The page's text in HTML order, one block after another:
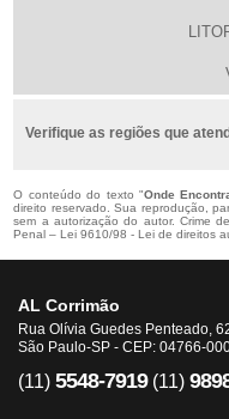
Verifique as regiões que
O conteúdo do texto "Onde
direito reservado. Sua reprodução,
sem a autorização do autor. Crime
Penal –Lei 9610/98 - Lei de direitos
AL Corrimão
Rua Olívia Guedes Penteado,
São Paulo-SP - CEP: 04766-
(11) 5548-7919 (11)